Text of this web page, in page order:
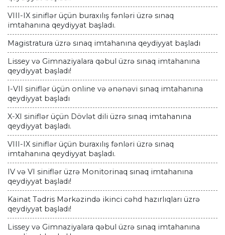
VIII-IX siniflər üçün buraxılış fənləri üzrə sınaq
imtahanına qeydiyyat başladı.
Magistratura üzrə sınaq imtahanına qeydiyyat başladı
Lissey və Gimnaziyalara qəbul üzrə sınaq imtahanına
qeydiyyat başladı!
I-VII siniflər üçün online və ənənəvi sınaq imtahanına
qeydiyyat başladı
X-XI siniflər üçün Dövlət dili üzrə sınaq imtahanına
qeydiyyat başladı.
VIII-IX siniflər üçün buraxılış fənləri üzrə sınaq
imtahanına qeydiyyat başladı.
IV və VI siniflər üzrə Monitorinaq sınaq imtahanına
qeydiyyat başladı!
Kainat Tədris Mərkəzində ikinci cəhd hazırlıqları üzrə
qeydiyyat başladı!
Lissey və Gimnaziyalara qəbul üzrə sınaq imtahanına